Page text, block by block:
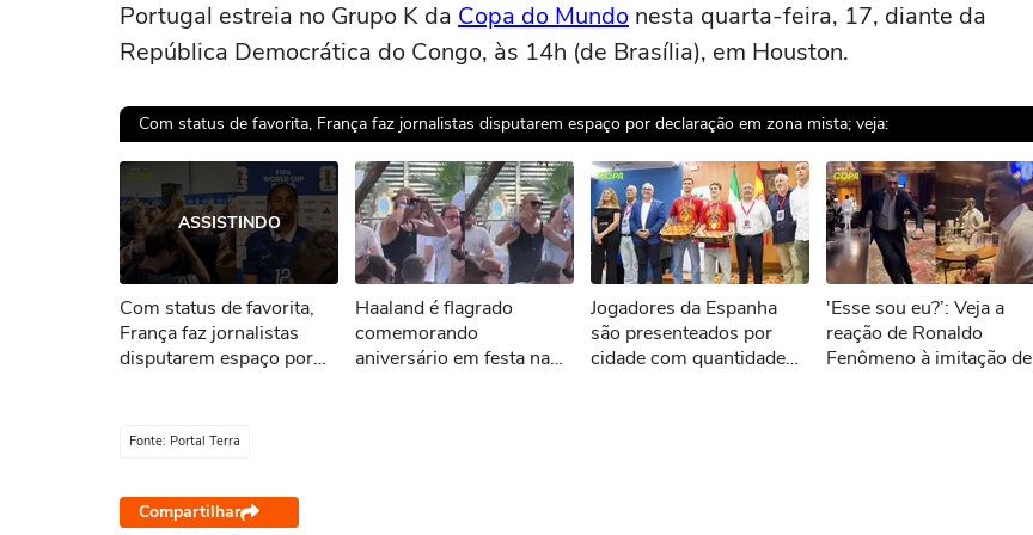
Portugal estreia no Grupo K da Copa do Mundo nesta quarta-feira, 17, diante da
República Democrática do Congo, às 14h (de Brasília), em Houston.
Com status de favorita, França faz jornalistas disputarem espaço por declaração em zona mista; veja:
Ops!
Não foi possível reproduzir o vídeo
Tentar novamente
ASSISTINDO
Com status de favorita,
França faz jornalistas
disputarem espaço por
Haaland é flagrado
comemorando
aniversário em festa na
Jogadores da Espanha
são presenteados por
cidade com quantidade
'Esse sou eu?’: Veja a
reação de Ronaldo
Fenômeno à imitação de
Fonte: Portal Terra
Compartilhar